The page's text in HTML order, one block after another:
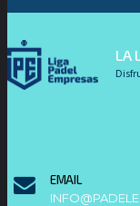
LA
EMAIL